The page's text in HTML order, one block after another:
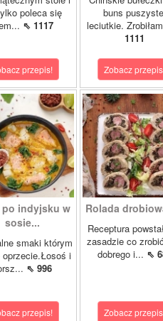
poleca się
⇖ 1117
przepis!
buns
leciutkie.
1111
Zobacz
po indyjsku w
sosie...
smaki którym
oprzecie.Łosoś i
⇖ 996
przepis!
Rolada
Receptura
zasadzie co
dobrego i... ⇖
Zobacz